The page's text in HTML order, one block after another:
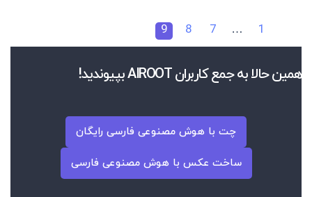
1
…
7
8
9
همین حالا به جمع کاربران AIROOT بپیوندید!
چت با هوش مصنوعی فارسی رایگان
ساخت عکس با هوش مصنوعی فارسی